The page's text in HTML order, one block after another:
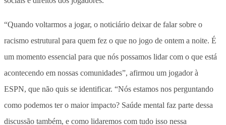
“Quando voltarmos a jogar, o noticiário deixar de falar sobre o
racismo estrutural para quem fez o que no jogo de ontem a noite. É
um momento essencial para que nós possamos lidar com o que está
acontecendo em nossas comunidades”, afirmou um jogador à
ESPN, que não quis se identificar. “Nós estamos nos perguntando
como podemos ter o maior impacto? Saúde mental faz parte dessa
discussão também, e como lidaremos com tudo isso nessa